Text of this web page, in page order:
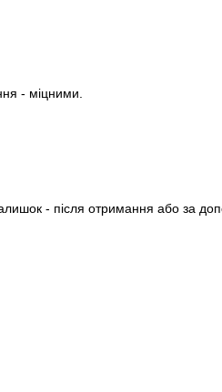
- міцними.
- після отримання або за